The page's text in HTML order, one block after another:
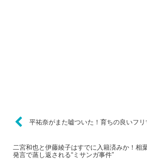
平祐奈がまた嘘ついた！育ちの良いフ
二宮和也と伊藤綾子はすでに入籍済みか！相
発言で蒸し返される“ミサンガ事件”